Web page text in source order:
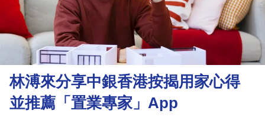
資
樓
市
理
財
商
林溥來分享中銀香港按揭用家心得
並推薦「置業專家」App